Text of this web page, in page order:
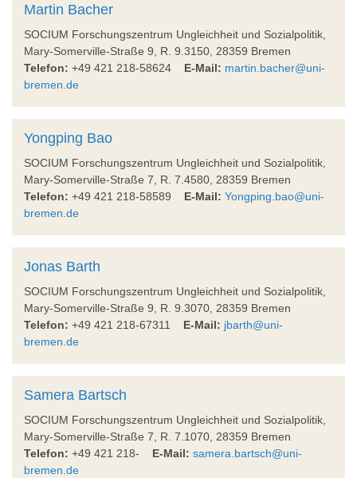
Martin Bacher
SOCIUM Forschungszentrum Ungleichheit und Sozialpolitik,
Mary-Somerville-Straße 9, R. 9.3150, 28359 Bremen
Telefon: +49 421 218-58624 E-Mail: martin.bacher@uni-
bremen.de
Yongping Bao
SOCIUM Forschungszentrum Ungleichheit und Sozialpolitik,
Mary-Somerville-Straße 7, R. 7.4580, 28359 Bremen
Telefon: +49 421 218-58589 E-Mail: Yongping.bao@uni-
bremen.de
Jonas Barth
SOCIUM Forschungszentrum Ungleichheit und Sozialpolitik,
Mary-Somerville-Straße 9, R. 9.3070, 28359 Bremen
Telefon: +49 421 218-67311 E-Mail: jbarth@uni-
bremen.de
Samera Bartsch
SOCIUM Forschungszentrum Ungleichheit und Sozialpolitik,
Mary-Somerville-Straße 7, R. 7.1070, 28359 Bremen
Telefon: +49 421 218- E-Mail: samera.bartsch@uni-
bremen.de